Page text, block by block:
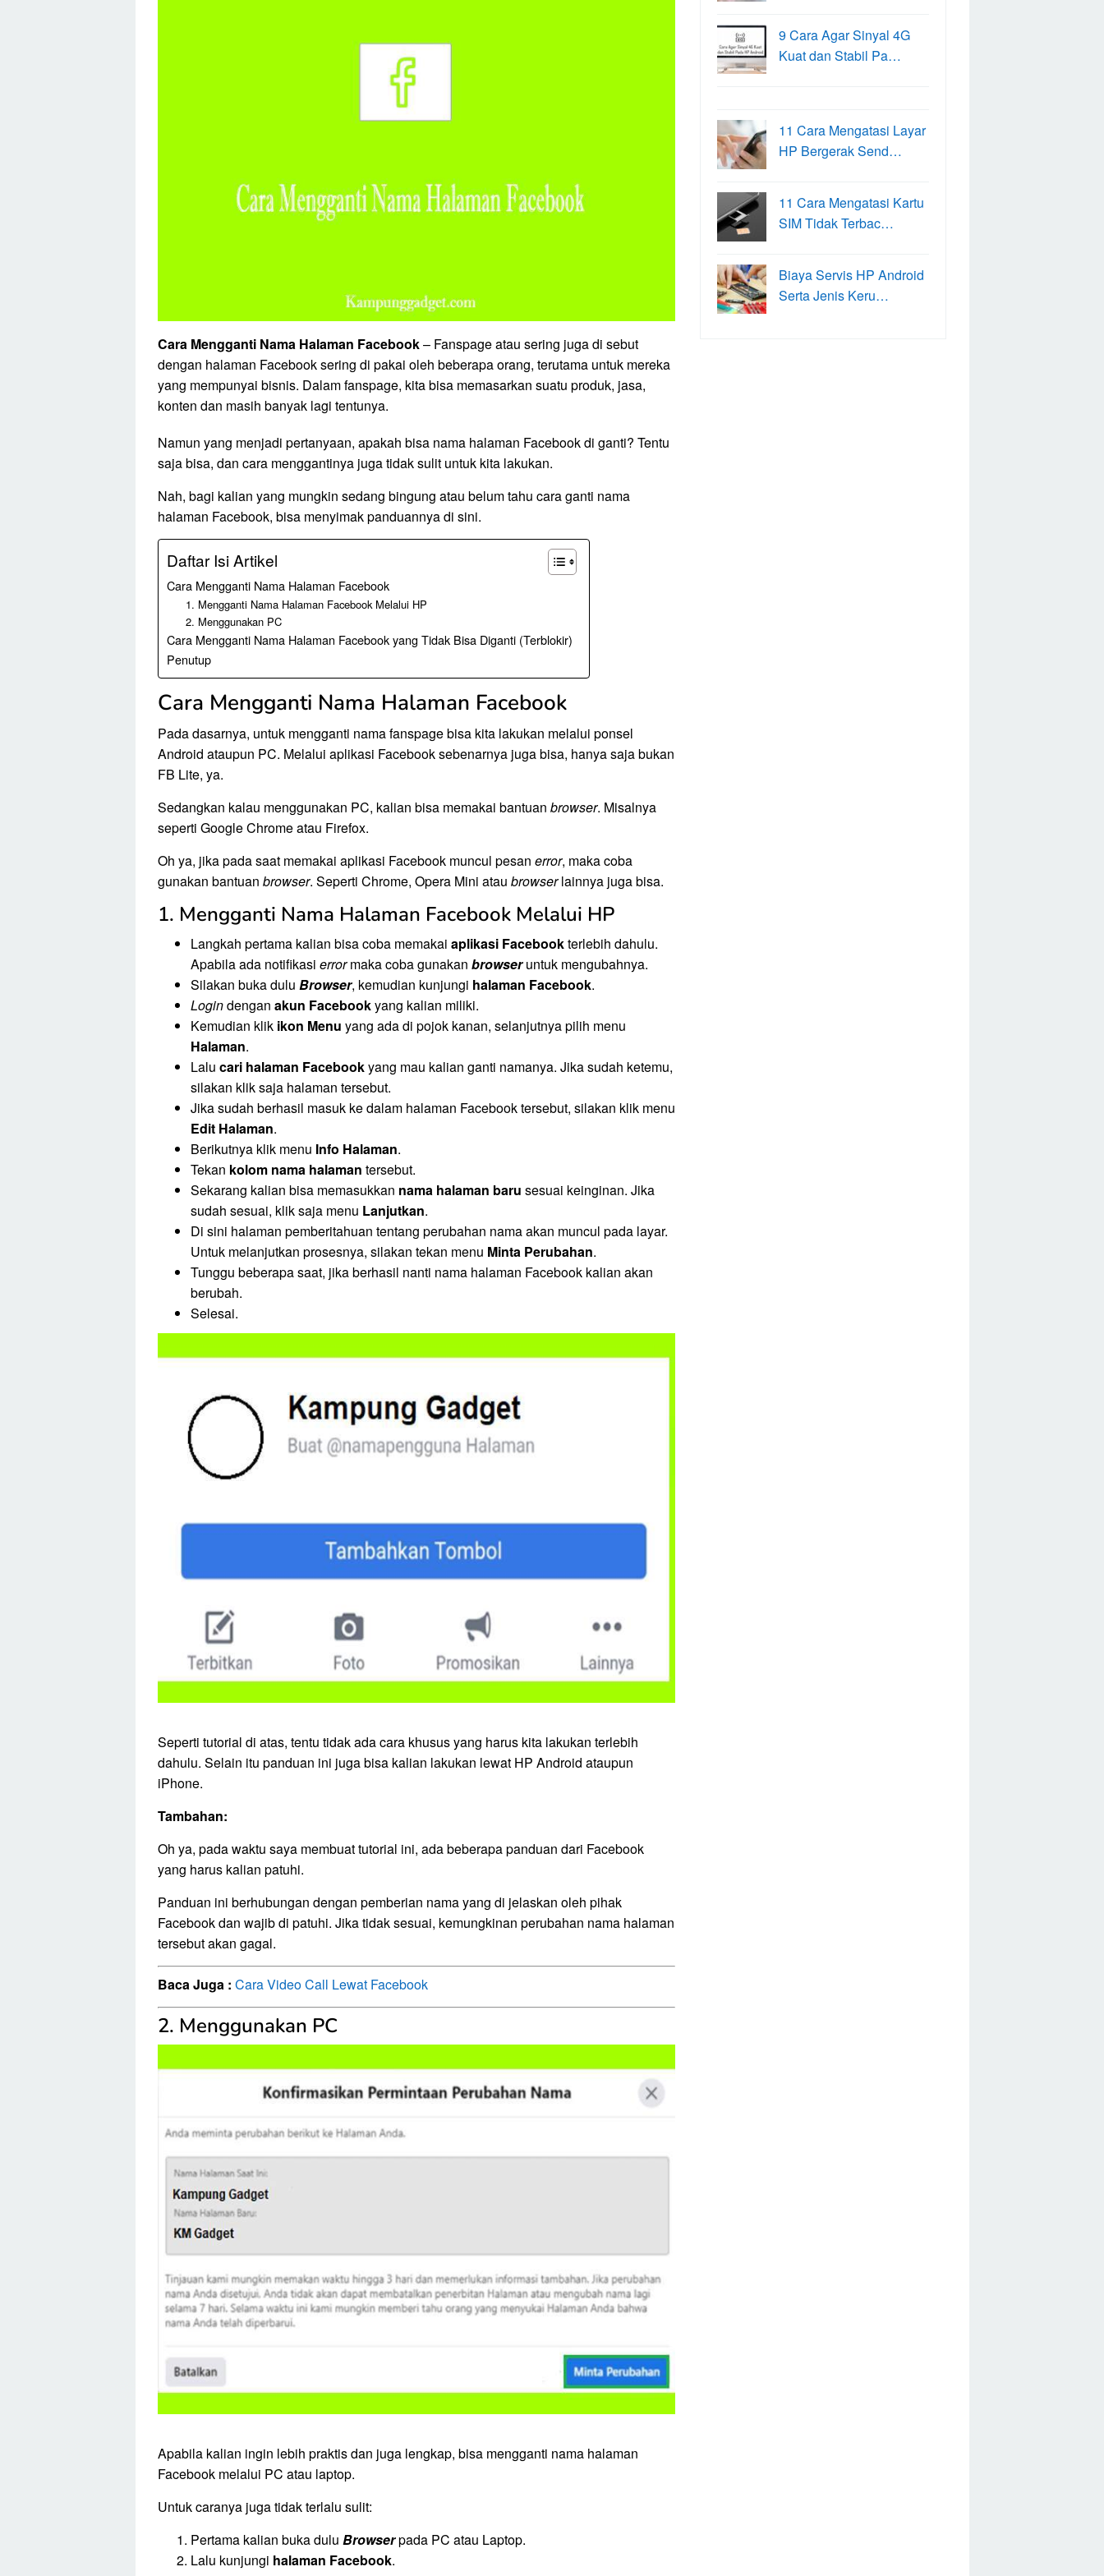
Cara Mengganti Nama Halaman Facebook– Fanspage atau sering juga di sebut
dengan halaman Facebook sering di pakai oleh beberapa orang, terutama untuk mereka
yang mempunyai bisnis. Dalam fanspage, kita bisa memasarkan suatu produk, jasa,
konten dan masih banyak lagi tentunya.
Namun yang menjadi pertanyaan, apakah bisa nama halaman Facebook di ganti? Tentu
saja bisa, dan cara menggantinya juga tidak sulit untuk kita lakukan.
Nah, bagi kalian yang mungkin sedang bingung atau belum tahu cara ganti nama
halaman Facebook, bisa menyimak panduannya di sini.
Daftar Isi Artikel
Cara Mengganti Nama Halaman Facebook
1. Mengganti Nama Halaman Facebook Melalui HP
2. Menggunakan PC
Cara Mengganti Nama Halaman Facebook yang Tidak Bisa Diganti (Terblokir)
Penutup
Cara Mengganti Nama Halaman Facebook
Pada dasarnya, untuk mengganti nama fanspage bisa kita lakukan melalui ponsel
Android ataupun PC. Melalui aplikasi Facebook sebenarnya juga bisa, hanya saja bukan
FB Lite, ya.
Sedangkan kalau menggunakan PC, kalian bisa memakai bantuan browser. Misalnya
seperti Google Chrome atau Firefox.
Oh ya, jika pada saat memakai aplikasi Facebook muncul pesan error, maka coba
gunakan bantuan browser. Seperti Chrome, Opera Mini atau browserlainnya juga bisa.
1. Mengganti Nama Halaman Facebook Melalui HP
Langkah pertama kalian bisa coba memakai aplikasi Facebookterlebih dahulu.
Apabila ada notifikasi errormaka coba gunakan browser untuk mengubahnya.
Silakan buka dulu Browser, kemudian kunjungi halaman Facebook.
Logindengan akun Facebookyang kalian miliki.
Kemudian klik ikon Menu yang ada di pojok kanan, selanjutnya pilih menu
Halaman.
Lalu cari halaman Facebookyang mau kalian ganti namanya. Jika sudah ketemu,
silakan klik saja halaman tersebut.
Jika sudah berhasil masuk ke dalam halaman Facebook tersebut, silakan klik menu
Edit Halaman.
Berikutnya klik menu Info Halaman.
Tekan kolom nama halaman tersebut.
Sekarang kalian bisa memasukkan nama halaman baru sesuai keinginan. Jika
sudah sesuai, klik saja menu Lanjutkan.
Di sini halaman pemberitahuan tentang perubahan nama akan muncul pada layar.
Untuk melanjutkan prosesnya, silakan tekan menu Minta Perubahan.
Tunggu beberapa saat, jika berhasil nanti nama halaman Facebook kalian akan
berubah.
Selesai.
Seperti tutorial di atas, tentu tidak ada cara khusus yang harus kita lakukan terlebih
dahulu. Selain itu panduan ini juga bisa kalian lakukan lewat HP Android ataupun
iPhone.
Tambahan:
Oh ya, pada waktu saya membuat tutorial ini, ada beberapa panduan dari Facebook
yang harus kalian patuhi.
Panduan ini berhubungan dengan pemberian nama yang di jelaskan oleh pihak
Facebook dan wajib di patuhi. Jika tidak sesuai, kemungkinan perubahan nama halaman
tersebut akan gagal.
Baca Juga : Cara Video Call Lewat Facebook
2. Menggunakan PC
Apabila kalian ingin lebih praktis dan juga lengkap, bisa mengganti nama halaman
Facebook melalui PC atau laptop.
Untuk caranya juga tidak terlalu sulit:
Pertama kalian buka dulu Browserpada PC atau Laptop.
Lalu kunjungi halaman Facebook.
9 Cara Agar Sinyal 4G
Kuat dan Stabil Pa…
11 Cara Mengatasi Layar
HP Bergerak Send…
11 Cara Mengatasi Kartu
SIM Tidak Terbac…
Biaya Servis HP Android
Serta Jenis Keru…